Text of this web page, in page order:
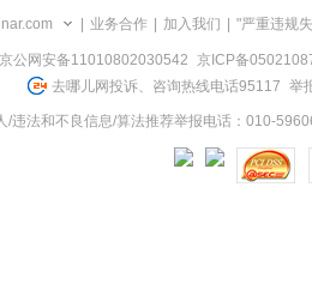
业务合作 加入我们 "严重违规
京公网安备11010802030542
京ICP备
去哪儿网投诉、咨询热线电话95117 举
/违法和不良信息/算法推荐举报电话：010-